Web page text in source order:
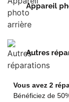
Appareil
Autres
Vous avez 2
Bénéficiez de